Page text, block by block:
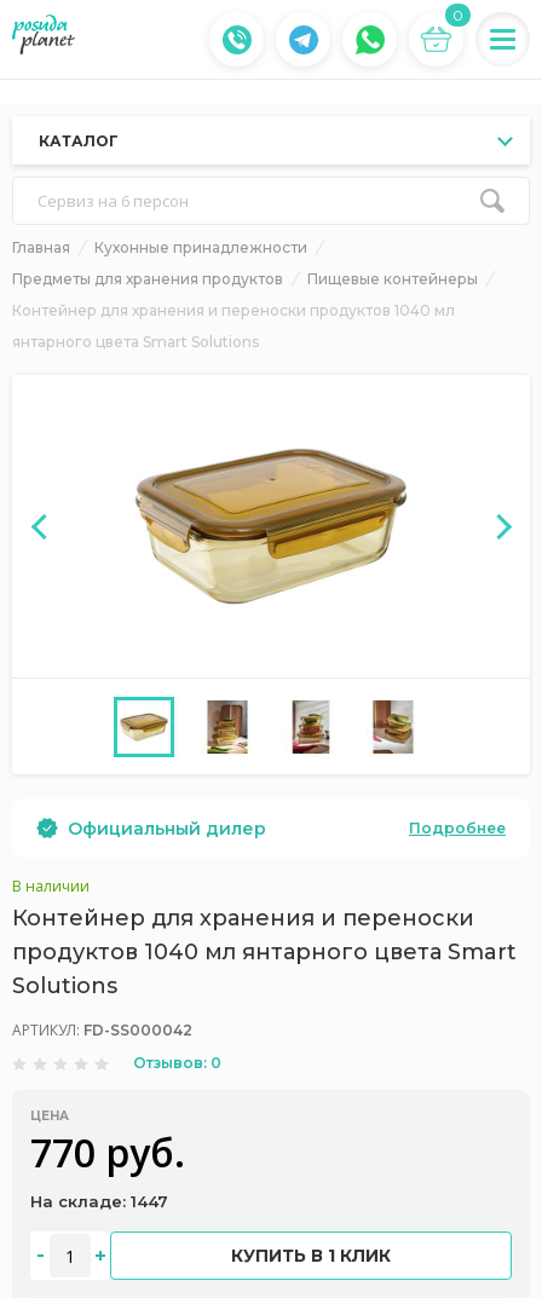
0
КАТАЛОГ
Сервиз на 6 персон
Главная
Кухонные принадлежности
Предметы для хранения продуктов
Пищевые контейнеры
Контейнер для хранения и переноски продуктов 1040 мл
янтарного цвета Smart Solutions
Официальный дилер Подробнее
В наличии
Контейнер для хранения и переноски
продуктов 1040 мл янтарного цвета Smart
Solutions
АРТИКУЛ: FD-SS000042
Отзывов: 0
ЦЕНА
770 руб.
На складе: 1447
КУПИТЬ В 1 КЛИК